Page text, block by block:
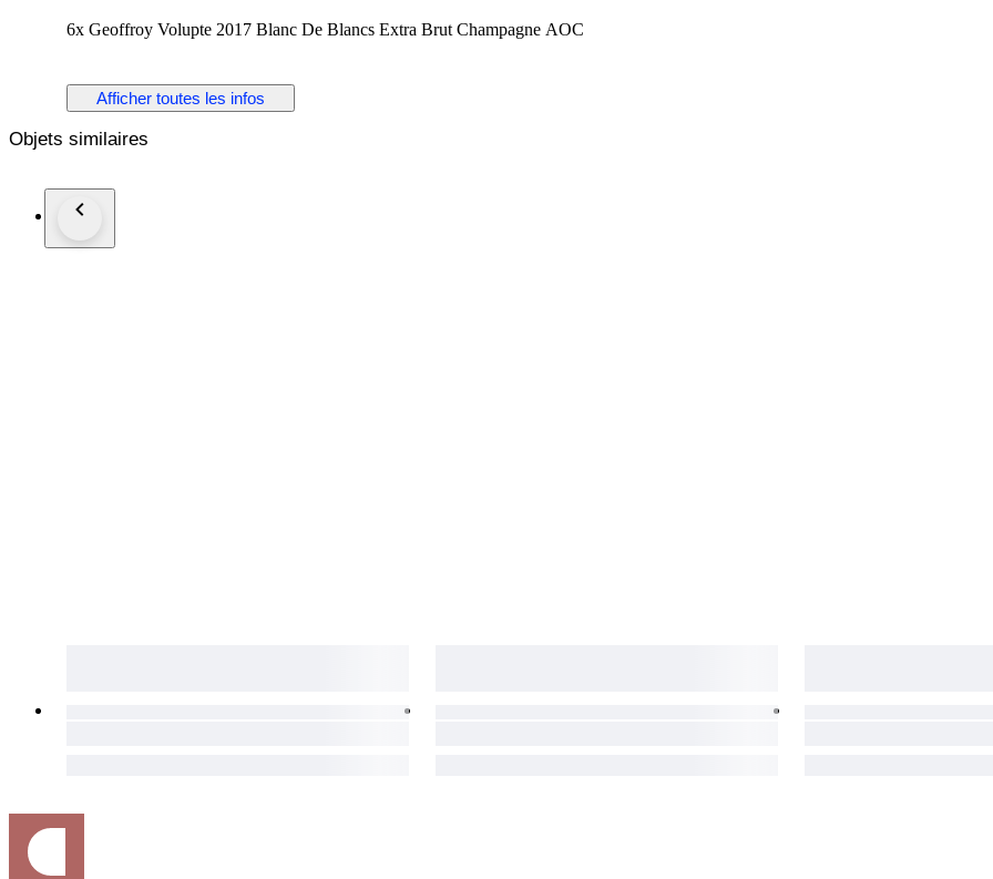
6x Geoffroy Volupte 2017 Blanc De Blancs Extra Brut Champagne AOC
Afficher toutes les infos
Objets similaires